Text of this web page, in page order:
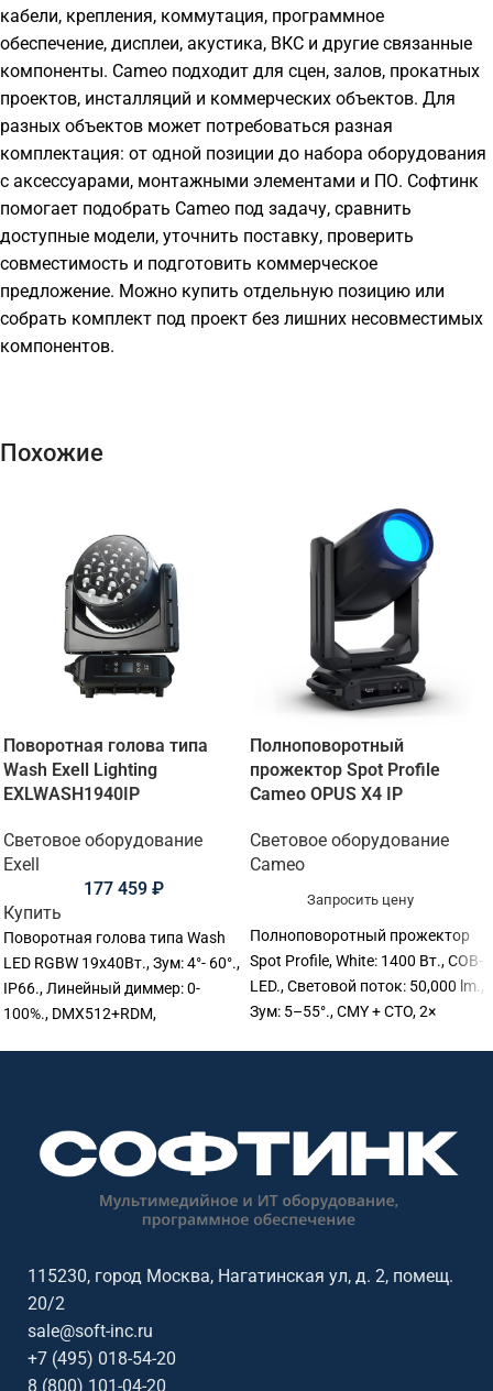
кабели, крепления, коммутация, программное
обеспечение, дисплеи, акустика, ВКС и другие связанные
компоненты. Cameo подходит для сцен, залов, прокатных
проектов, инсталляций и коммерческих объектов. Для
разных объектов может потребоваться разная
комплектация: от одной позиции до набора оборудования
с аксессуарами, монтажными элементами и ПО. Софтинк
помогает подобрать Cameo под задачу, сравнить
доступные модели, уточнить поставку, проверить
совместимость и подготовить коммерческое
предложение. Можно купить отдельную позицию или
собрать комплект под проект без лишних несовместимых
компонентов.
Похожие
Поворотная голова типа
Wash Exell Lighting
EXLWASH1940IP
Световое оборудование
Exell
177 459 ₽
Купить
Поворотная голова типа Wash
LED RGBW 19х40Вт., Зум: 4°- 60°.,
IP66., Линейный диммер: 0-
100%., DMX512+RDM,
Полноповоротный
прожектор Spot Profile
Cameo OPUS X4 IP
Световое оборудование
Cameo
Запросить цену
Полноповоротный прожектор
Spot Profile, White: 1400 Вт., COB-
LED., Световой поток: 50,000 lm.,
Зум: 5–55°., CMY + CTO, 2×
колеса (по 6 гобо),
анимационное колесо., 4 лезвия
фроста фильтра., DMX512, RDM,
Номинальная мощность: 1,670
Вт., IP65., Вес: 46 кг.
115230, город Москва, Нагатинская ул, д. 2, помещ.
20/2
sale@soft-inc.ru
+7 (495) 018-54-20
8 (800) 101-04-20